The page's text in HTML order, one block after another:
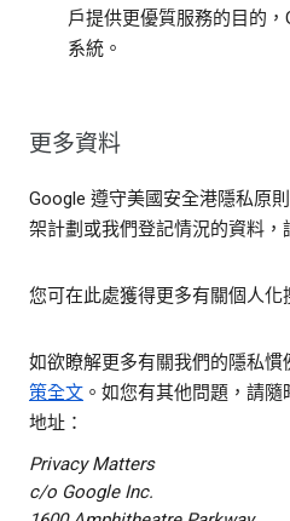
戶提供更優質服務的目的
系統。
更多資料
Google 遵守美國安全港隱私原
架計劃或我們登記情況的資料，
您可在此處獲得更多有關個人化
如欲瞭解更多有關我們的隱私慣
策全文 。如您有其他問題，請
地址：
Privacy Matters
c/o Google Inc.